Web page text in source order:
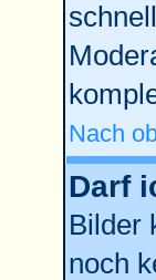
Nach
Darf
Bilder
noch